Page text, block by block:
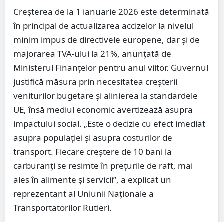
Creșterea de la 1 ianuarie 2026 este determinată
în principal de actualizarea accizelor la nivelul
minim impus de directivele europene, dar și de
majorarea TVA-ului la 21%, anunțată de
Ministerul Finanțelor pentru anul viitor. Guvernul
justifică măsura prin necesitatea creșterii
veniturilor bugetare și alinierea la standardele
UE, însă mediul economic avertizează asupra
impactului social. „Este o decizie cu efect imediat
asupra populației și asupra costurilor de
transport. Fiecare creștere de 10 bani la
carburanți se resimte în prețurile de raft, mai
ales în alimente și servicii”, a explicat un
reprezentant al Uniunii Naționale a
Transportatorilor Rutieri.